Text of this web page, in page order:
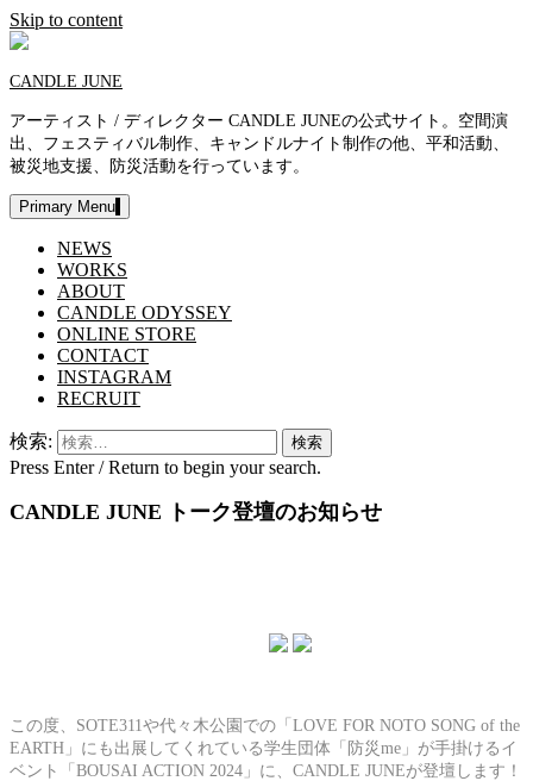
Skip to content
CANDLE JUNE
アーティスト / ディレクター CANDLE JUNEの公式サイト。空間演
出、フェスティバル制作、キャンドルナイト制作の他、平和活動、
被災地支援、防災活動を行っています。
Primary Menu
NEWS
WORKS
ABOUT
CANDLE ODYSSEY
ONLINE STORE
CONTACT
INSTAGRAM
RECRUIT
検索:
Press Enter / Return to begin your search.
CANDLE JUNE トーク登壇のお知らせ
この度、SOTE311や代々木公園での「LOVE FOR NOTO SONG of the
EARTH」にも出展してくれている学生団体「防災me」が手掛けるイ
ベント「BOUSAI ACTION 2024」に、CANDLE JUNEが登壇します！